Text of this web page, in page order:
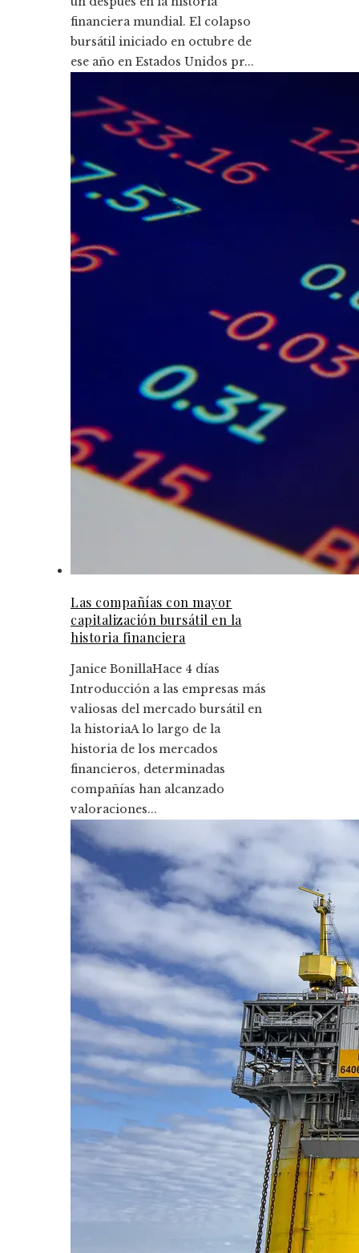
financiera mundial. El colapso
bursátil iniciado en octubre de
ese año en Estados Unidos pr...
Las compañías con mayor
capitalización bursátil en la
historia financiera
Janice BonillaHace 4 días
Introducción a las empresas más
valiosas del mercado bursátil en
la historiaA lo largo de la
historia de los mercados
financieros, determinadas
compañías han alcanzado
valoraciones...